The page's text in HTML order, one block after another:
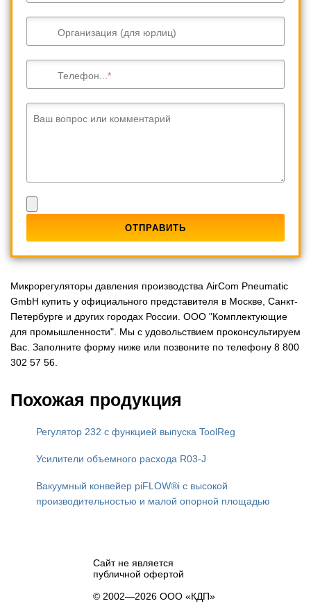
Организация (для юрлиц)
Телефон...
Ваш вопрос или комментарий
Микрорегуляторы давления производства AirCom Pneumatic
GmbH купить у официального представителя в Москве, Санкт-
Петербурге и других городах России. ООО "Комплектующие
для промышленности". Мы с удовольствием проконсультируем
Вас. Заполните форму ниже или позвоните по телефону 8 800
302 57 56.
Похожая продукция
Регулятор 232 с функцией выпуска ToolReg
Усилители объемного расхода R03-J
Вакуумный конвейер piFLOW®i с высокой
производительностью и малой опорной площадью
Сайт не является
публичной офертой
© 2002—2026 ООО «КДП»